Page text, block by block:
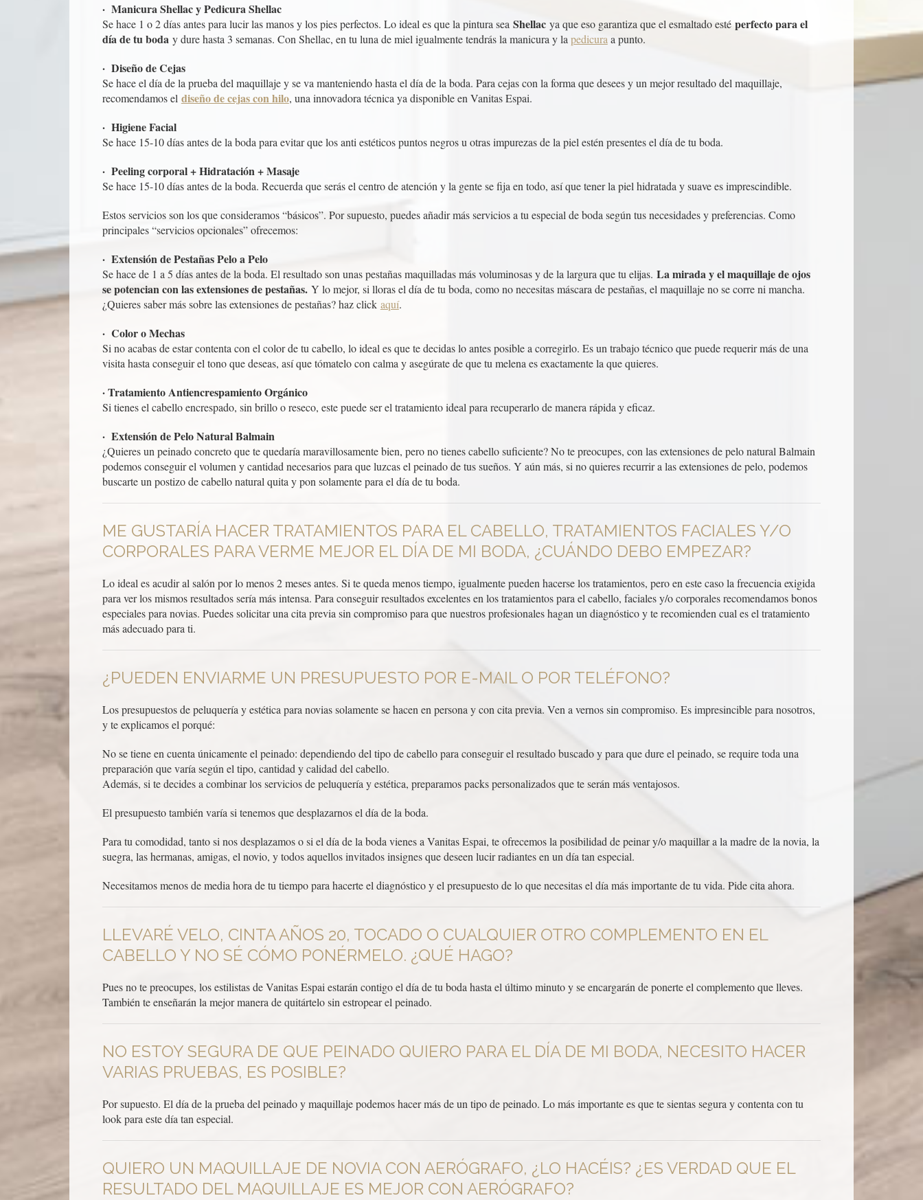
· Manicura Shellac y Pedicura Shellac
Se hace 1 o 2 días antes para lucir las manos y los pies perfectos. Lo ideal es que la pintura sea Shellacya que eso garantiza que el esmaltado esté perfecto para el
día de tu boday dure hasta 3 semanas. Con Shellac, en tu luna de miel igualmente tendrás la manicura y lapedicuraa punto.
· Diseño de Cejas
Se hace el día de la prueba del maquillaje y se va manteniendo hasta el día de la boda. Para cejas con la forma que desees y un mejor resultado del maquillaje,
recomendamos el diseño de cejas con hilo, una innovadora técnica ya disponible en Vanitas Espai.
· Higiene Facial
Se hace 15-10 días antes de la boda para evitar que los anti estéticos puntos negros u otras impurezas de la piel estén presentes el día de tu boda.
· Peeling corporal + Hidratación + Masaje
Se hace 15-10 días antes de la boda. Recuerda que serás el centro de atención y la gente se fija en todo, así que tener la piel hidratada y suave es imprescindible.
Estos servicios son los que consideramos “básicos”. Por supuesto, puedes añadir más servicios a tu especial de boda según tus necesidades y preferencias. Como
principales “servicios opcionales” ofrecemos:
· Extensión de Pestañas Pelo a Pelo
Se hace de 1 a 5 días antes de la boda. El resultado son unas pestañas maquilladas más voluminosas y de la largura que tu elijas. La mirada y el maquillaje de ojos
se potencian con las extensiones de pestañas.Y lo mejor, si lloras el día de tu boda, como no necesitas máscara de pestañas, el maquillaje no se corre ni mancha.
¿Quieres saber más sobre las extensiones de pestañas? haz click aquí.
· Color o Mechas
Si no acabas de estar contenta con el color de tu cabello, lo ideal es que te decidas lo antes posible a corregirlo. Es un trabajo técnico que puede requerir más de una
visita hasta conseguir el tono que deseas, así que tómatelo con calma y asegúrate de que tu melena es exactamente la que quieres.
· Tratamiento Antiencrespamiento Orgánico
Si tienes el cabello encrespado, sin brillo o reseco, este puede ser el tratamiento ideal para recuperarlo de manera rápida y eficaz.
· Extensión de Pelo Natural Balmain
¿Quieres un peinado concreto que te quedaría maravillosamente bien, pero no tienes cabello suficiente? No te preocupes, con las extensiones de pelo natural Balmain
podemos conseguir el volumen y cantidad necesarios para que luzcas el peinado de tus sueños. Y aún más, si no quieres recurrir a las extensiones de pelo, podemos
buscarte un postizo de cabello natural quita y pon solamente para el día de tu boda.
ME GUSTARÍA HACER TRATAMIENTOS PARA EL CABELLO, TRATAMIENTOS FACIALES Y/O
CORPORALES PARA VERME MEJOR EL DÍA DE MI BODA, ¿CUÁNDO DEBO EMPEZAR?
Lo ideal es acudir al salón por lo menos 2 meses antes. Si te queda menos tiempo, igualmente pueden hacerse los tratamientos, pero en este caso la frecuencia exigida
para ver los mismos resultados sería más intensa. Para conseguir resultados excelentes en los tratamientos para el cabello, faciales y/o corporales recomendamos bonos
especiales para novias. Puedes solicitar una cita previa sin compromiso para que nuestros profesionales hagan un diagnóstico y te recomienden cual es el tratamiento
más adecuado para ti.
¿PUEDEN ENVIARME UN PRESUPUESTO POR E-MAIL O POR TELÉFONO?
Los presupuestos de peluquería y estética para novias solamente se hacen en persona y con cita previa. Ven a vernos sin compromiso. Es impresincible para nosotros,
y te explicamos el porqué:
No se tiene en cuenta únicamente el peinado: dependiendo del tipo de cabello para conseguir el resultado buscado y para que dure el peinado, se require toda una
preparación que varía según el tipo, cantidad y calidad del cabello.
Además, si te decides a combinar los servicios de peluquería y estética, preparamos packs personalizados que te serán más ventajosos.
El presupuesto también varía si tenemos que desplazarnos el día de la boda.
Para tu comodidad, tanto si nos desplazamos o si el día de la boda vienes a Vanitas Espai, te ofrecemos la posibilidad de peinar y/o maquillar a la madre de la novia, la
suegra, las hermanas, amigas, el novio, y todos aquellos invitados insignes que deseen lucir radiantes en un día tan especial.
Necesitamos menos de media hora de tu tiempo para hacerte el diagnóstico y el presupuesto de lo que necesitas el día más importante de tu vida. Pide cita ahora.
LLEVARÉ VELO, CINTA AÑOS 20, TOCADO O CUALQUIER OTRO COMPLEMENTO EN EL
CABELLO Y NO SÉ CÓMO PONÉRMELO. ¿QUÉ HAGO?
Pues no te preocupes, los estilistas de Vanitas Espai estarán contigo el día de tu boda hasta el último minuto y se encargarán de ponerte el complemento que lleves.
También te enseñarán la mejor manera de quitártelo sin estropear el peinado.
NO ESTOY SEGURA DE QUE PEINADO QUIERO PARA EL DÍA DE MI BODA, NECESITO HACER
VARIAS PRUEBAS, ES POSIBLE?
Por supuesto. El día de la prueba del peinado y maquillaje podemos hacer más de un tipo de peinado. Lo más importante es que te sientas segura y contenta con tu
look para este día tan especial.
QUIERO UN MAQUILLAJE DE NOVIA CON AERÓGRAFO, ¿LO HACÉIS? ¿ES VERDAD QUE EL
RESULTADO DEL MAQUILLAJE ES MEJOR CON AERÓGRAFO?